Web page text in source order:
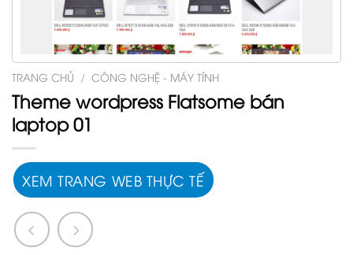
TRANG CHỦ / CÔNG NGHỆ - MÁY TÍNH
Theme wordpress Flatsome bán
laptop 01
XEM TRANG WEB THỰC TẾ